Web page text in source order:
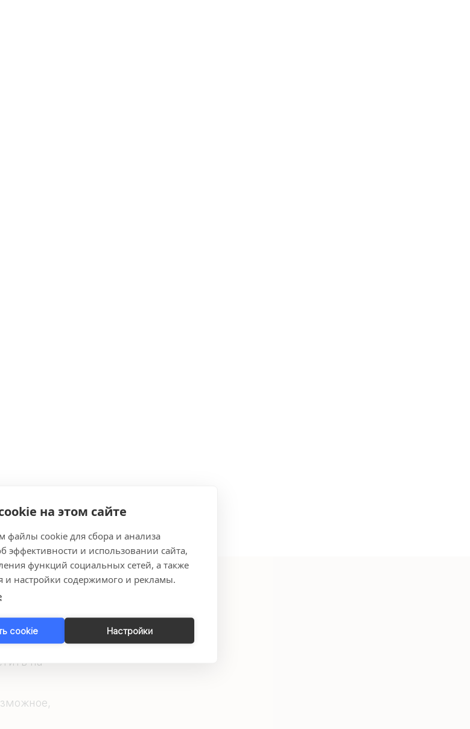
на этом сайте
файлы cookie для сбора и анализа
эффективности и использовании сайта,
функций социальных сетей, а также
и настройки содержимого и рекламы.
cookie Настройки
на